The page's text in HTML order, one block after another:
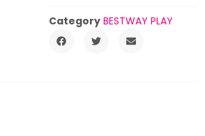
Category BESTWAY PLAY